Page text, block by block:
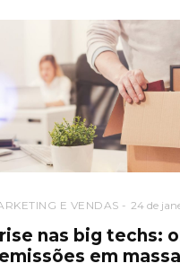
E VENDAS 24 de
nas big techs:
em